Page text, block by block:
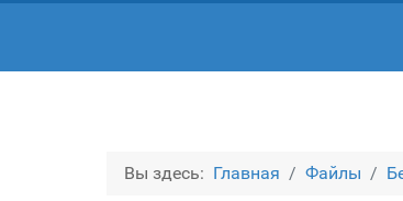
Вы здесь: Главная Файлы